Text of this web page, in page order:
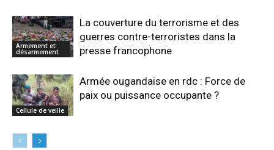
Armement et
désarmement
La couverture du terrorisme et des
guerres contre-terroristes dans la
presse francophone
Cellule de veille
Armée ougandaise en rdc : Force de
paix ou puissance occupante ?